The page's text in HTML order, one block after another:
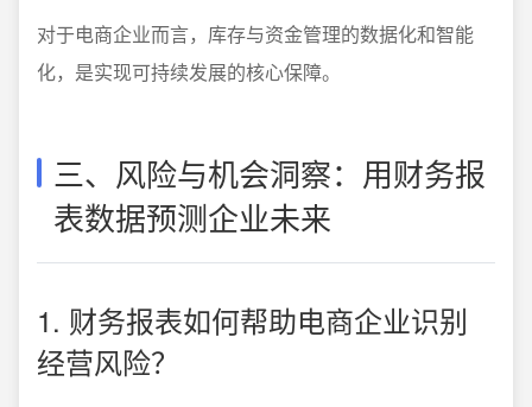
对于电商企业而言，库存与资金管理的数据化和智能
化，是实现可持续发展的核心保障。
三、风险与机会洞察：用财务报
表数据预测企业未来
1. 财务报表如何帮助电商企业识别
经营风险？